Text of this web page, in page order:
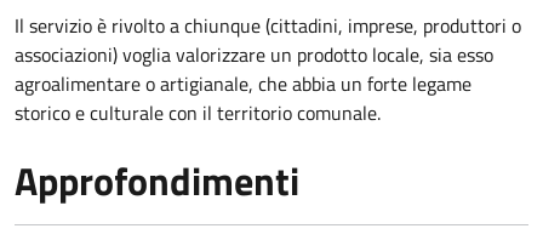
Il servizio è rivolto a chiunque (cittadini, imprese, produttori o
associazioni) voglia valorizzare un prodotto locale, sia esso
agroalimentare o artigianale, che abbia un forte legame
storico e culturale con il territorio comunale.
Approfondimenti